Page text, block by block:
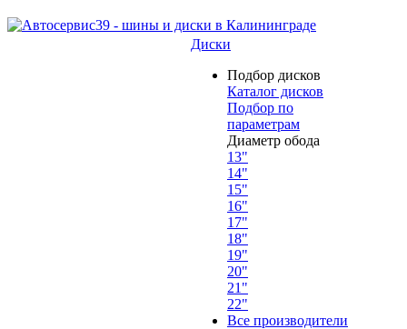
Диски
Подбор дисков
Каталог дисков
Подбор по
параметрам
Диаметр обода
13"
14"
15"
16"
17"
18"
19"
20"
21"
22"
Все производители